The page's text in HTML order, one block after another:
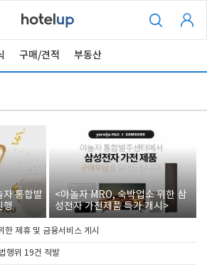
구매/견적 부동산
자 통합발
행
<야놀자 MRO, 숙박업소 위한 삼
성전자 가전제품 특가 개시>
한 제휴 및 금융서비스 게시
행위 19건 적발